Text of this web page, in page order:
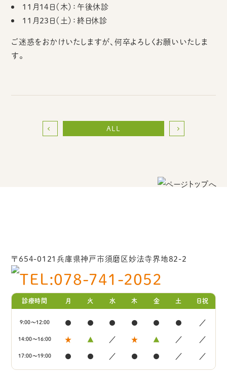
11月14日（木）：午後休診
11月23日（土）：終日休診
ご迷惑をおかけいたしますが、何卒よろしくお願いいたしま
す。
ALL
〒654-0121兵庫県神戸市須磨区妙法寺界地82-2
078-741-2052
診療時間 月 火 水 木 金 土 日祝
9:00～12:00 ● ● ● ● ● ● ／
14:00～16:00 ★ ▲ ／ ★ ▲ ／ ／
17:00～19:00 ● ● ／ ● ● ／ ／